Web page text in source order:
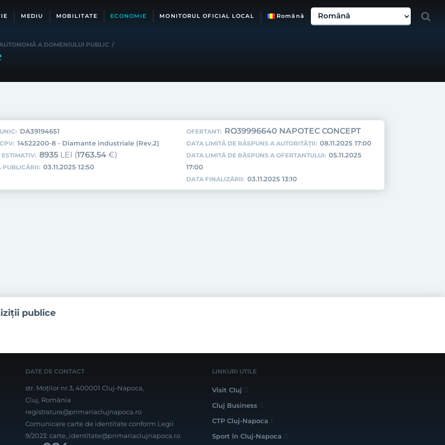
MEDIU MOBILITATE ECONOMIE MONITORUL OFICIAL LOCAL Română
A DOMENIULUI PUBLIC /
DA39194651
14522200-8 - Diamante industriale (Rev.2)
ESTIMATIV: 8935LEI (1763.54€)
PUBLICĂRII: 03.11.2025 12:50
OFERTANT: RO39996640 NAPOTEC CONCEPT
DATA LIMITĂ DE RĂSPUNS A AUTORITĂȚII: 08.11.2025 17:00
DATA LIMITĂ DE RĂSPUNS A OFERTANTULUI: 05.11.2025
17:00
DATA FINALIZĂRII: 03.11.2025 13:10
publice
DATE DE CONTACT
str. Moților nr.3, 400001 Cluj-Napoca,
Cluj, România
registratura@primariaclujnapoca.ro
Comunicare carte de identitate conform Legii
9/2023: carte_identitate@primariaclujnapoca.ro
LINKURI UTILE
Visit Cluj
Cluj Business
CTP Cluj-Napoca
Sport în Cluj-Napoca